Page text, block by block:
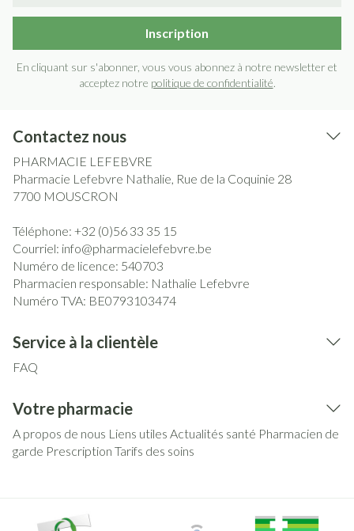
Inscription
En cliquant sur s'abonner, vous vous abonnez à notre newsletter et
acceptez notre politique de confidentialité.
Contactez nous
PHARMACIE LEFEBVRE
Pharmacie Lefebvre Nathalie, Rue de la Coquinie 28
7700 MOUSCRON
Téléphone: +32 (0)56 33 35 15
Courriel: info@pharmacielefebvre.be
Numéro de licence: 540703
Pharmacien responsable: Nathalie Lefebvre
Numéro TVA: BE0793103474
Service à la clientèle
FAQ
Votre pharmacie
A propos de nous Liens utiles Actualités santé Pharmacien de
garde Prescription Tarifs des soins